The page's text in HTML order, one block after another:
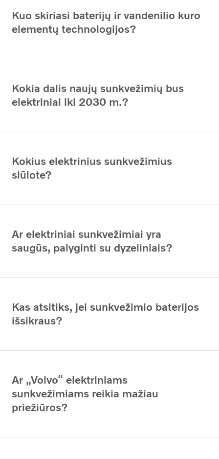
Kuo skiriasi baterijų ir vandenilio kuro
elementų technologijos?
Kokia dalis naujų sunkvežimių bus
elektriniai iki 2030 m.?
Kokius elektrinius sunkvežimius
siūlote?
Ar elektriniai sunkvežimiai yra
saugūs, palyginti su dyzeliniais?
Kas atsitiks, jei sunkvežimio baterijos
išsikraus?
Ar „Volvo“ elektriniams
sunkvežimiams reikia mažiau
priežiūros?